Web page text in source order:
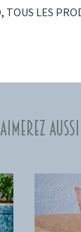
, TOUS LES
aussi